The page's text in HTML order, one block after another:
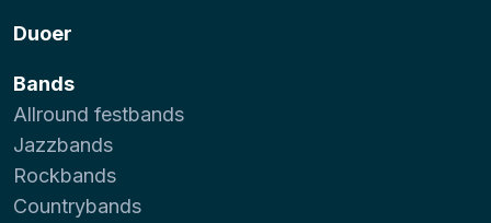
Duoer
Bands
Allround festbands
Jazzbands
Rockbands
Countrybands